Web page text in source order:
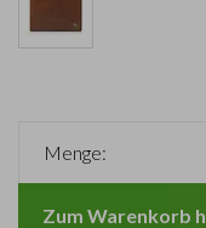
Menge:
Zum Warenkorb